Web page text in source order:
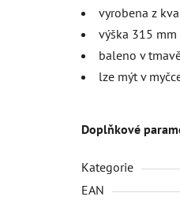
vyrobena z
výška 315 mm
baleno v
lze mýt v
Doplňkové
Kategorie
EAN